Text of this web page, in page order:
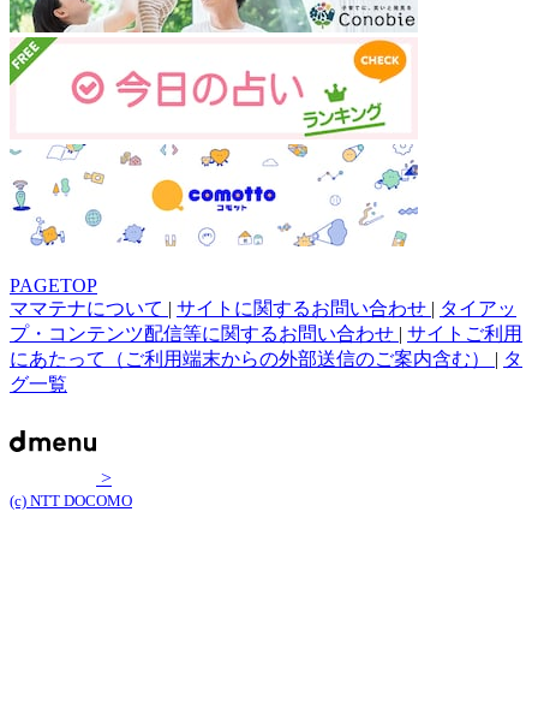
PAGETOP
ママテナについて | サイトに関するお問い合わせ | タイアッ
プ・コンテンツ配信等に関するお問い合わせ | サイトご利用
にあたって（ご利用端末からの外部送信のご案内含む） | タ
グ一覧
>
(c) NTT DOCOMO